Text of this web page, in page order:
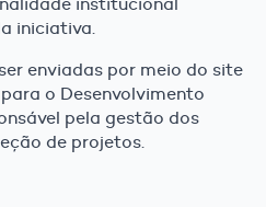
iniciativa.
enviadas por meio do site
o Desenvolvimento
pela gestão dos
de projetos.